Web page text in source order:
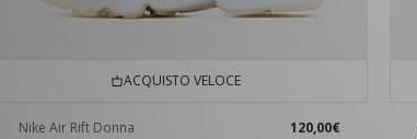
ACQUISTO VELOCE
Nike Air Rift Donna 120,00€